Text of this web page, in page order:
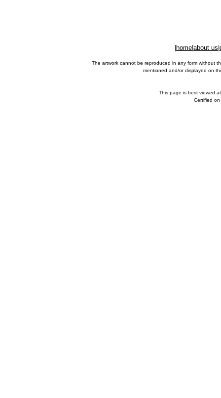
home about us
The artwork cannot be reproduced in any form without
mentioned and/or displayed on
This page is best viewed
Certified on